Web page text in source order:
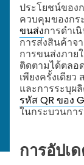
ประโยชน์ของ
ควบคุมของก
ขนส่งการดำเ
การส่งสินค้าจ
การขนส่งภาย
ติดตามได้ตลอ
เพียงครั้งเดีย
และการระบุผ
รหัส QR ของ
ในกระบวนกา
การอัปเ